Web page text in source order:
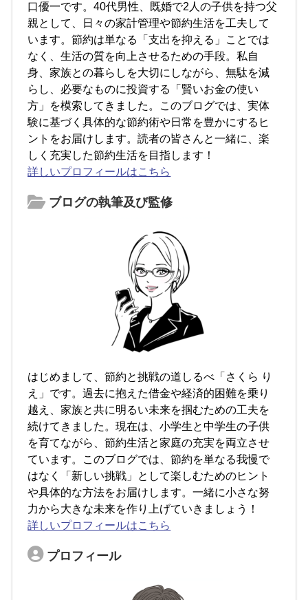
口優一です。40代男性、既婚で2人の子供を持つ父
親として、日々の家計管理や節約生活を工夫して
います。節約は単なる「支出を抑える」ことでは
なく、生活の質を向上させるための手段。私自
身、家族との暮らしを大切にしながら、無駄を減
らし、必要なものに投資する「賢いお金の使い
方」を模索してきました。このブログでは、実体
験に基づく具体的な節約術や日常を豊かにするヒ
ントをお届けします。読者の皆さんと一緒に、楽
しく充実した節約生活を目指します！
詳しいプロフィールはこちら
ブログの執筆及び監修
はじめまして、節約と挑戦の道しるべ「さくら り
え」です。過去に抱えた借金や経済的困難を乗り
越え、家族と共に明るい未来を掴むための工夫を
続けてきました。現在は、小学生と中学生の子供
を育てながら、節約生活と家庭の充実を両立させ
ています。このブログでは、節約を単なる我慢で
はなく「新しい挑戦」として楽しむためのヒント
や具体的な方法をお届けします。一緒に小さな努
力から大きな未来を作り上げていきましょう！
詳しいプロフィールはこちら
プロフィール